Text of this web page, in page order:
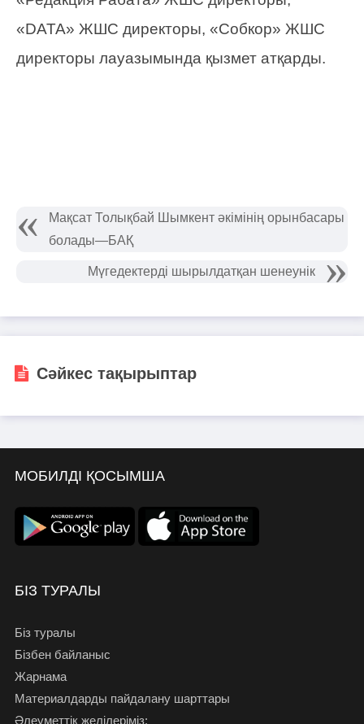
«DATA» ЖШС директоры, «Собкор» ЖШС
директоры лауазымында қызмет атқарды.
Мақсат Толықбай Шымкент әкімінің орынбасары
болады—БАҚ
Мүгедектерді шырылдатқан шенеунік
Сәйкес тақырыптар
МОБИЛДІ ҚОСЫМША
БІЗ ТУРАЛЫ
Біз туралы
Бізбен байланыс
Жарнама
Материалдарды пайдалану шарттары
Әлеуметтік желілеріміз: